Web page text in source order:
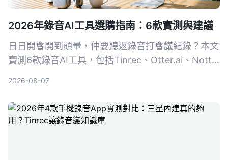
2026年錄音AI工具選購指南：6款實測與建議
日日開會開到頭暈，仲要聽返錄音打會議紀錄？本文
實測6款錄音AI工具，包括Tinrec、Otter.ai、Notta
2026-08-07